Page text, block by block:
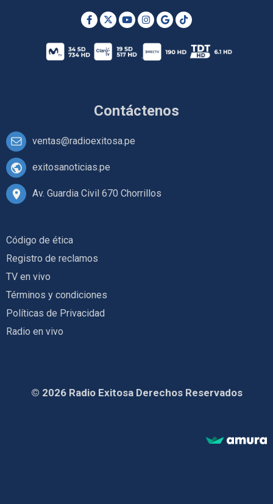
Contáctenos
ventas@radioexitosa.pe
exitosanoticias.pe
Av. Guardia Civil 670 Chorrillos
Código de ética
Registro de reclamos
TV en vivo
Términos y condiciones
Políticas de Privacidad
Radio en vivo
© 2026 Radio Exitosa Derechos Reservados